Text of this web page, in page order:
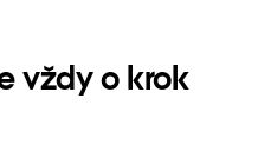
vždy o krok